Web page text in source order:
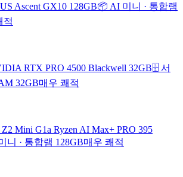
Ascent GX10 128GB📦 AI 미니 · 통합램
적
RTX PRO 4500 Blackwell 32GB🗄️ 서
32GB매우 쾌적
Z2 Mini G1a Ryzen AI Max+ PRO 395
니 · 통합램 128GB매우 쾌적